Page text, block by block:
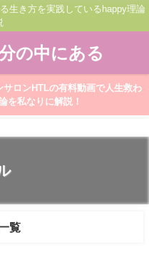
生き方を実践しているhappy理論
の中にある
ロンHTLの有料動画で人生救わ
を私なりに解説！
覧